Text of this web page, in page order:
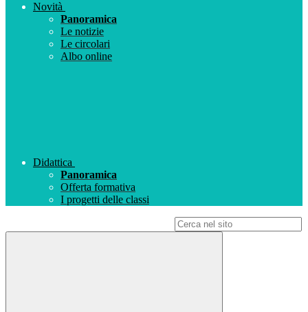
Novità
Panoramica
Le notizie
Le circolari
Albo online
Didattica
Panoramica
Offerta formativa
I progetti delle classi